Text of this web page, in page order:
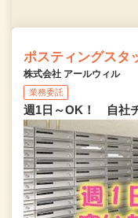
ポスティングスタ
株式会社 アールウィル
業務委託
週1日～OK！ 自社